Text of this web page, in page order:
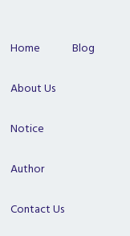
Home Blog
About Us
Notice
Author
Contact Us